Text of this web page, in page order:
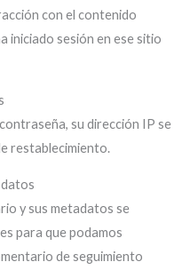
con el contenido
iniciado sesión en ese sitio
su dirección IP se
restablecimiento.
y sus metadatos se
para que podamos
de seguimiento